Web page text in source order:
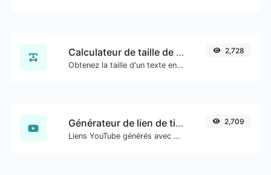
Calculateur de taille de texte
Obtenez la taille d'un texte en octets (B), kilooctets (KB) ou mégaoctets (MB).
2,728
Générateur de lien de timestamp YouTube
Liens YouTube générés avec un horodatage de début exact, utiles pour les utilisateurs mobiles.
2,709